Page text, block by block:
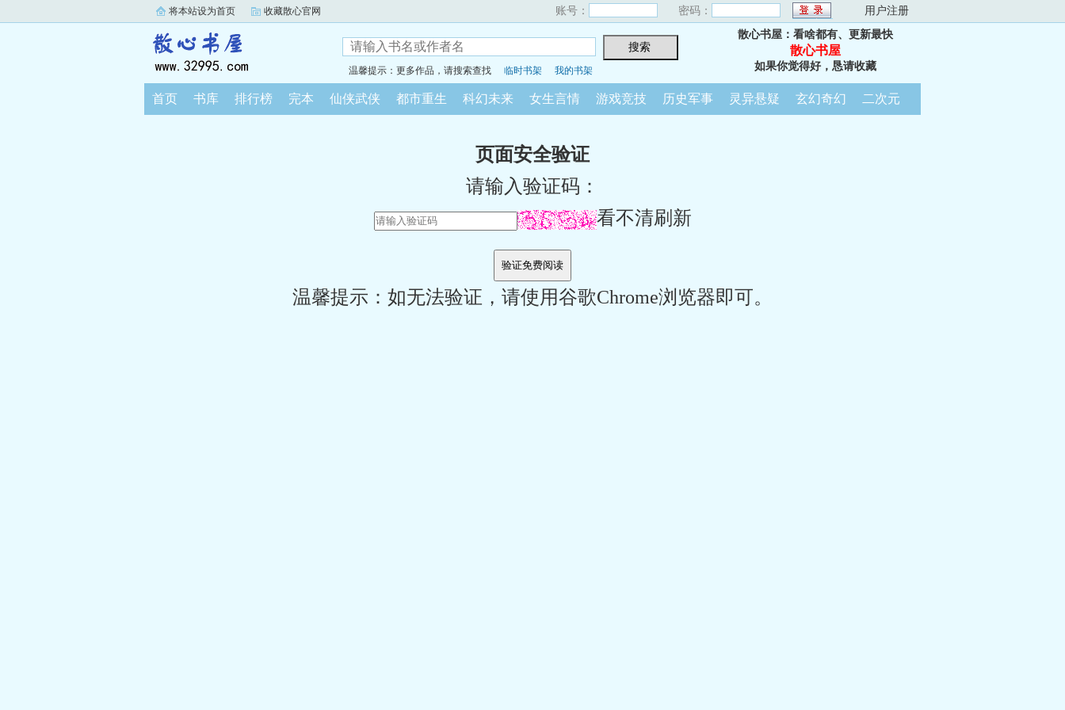
将本站设为首页 收藏散心官网 账号： 密码： 用户注册
温馨提示：更多作品，请搜索查找 临时书架 我的书架
散心书屋：看啥都有、更新最快
散心书屋
如果你觉得好，恳请收藏
首页 书库 排行榜 完本 仙侠武侠 都市重生 科幻未来 女生言情 游戏竞技 历史军事 灵异悬疑 玄幻奇幻 二次元
页面安全验证
请输入验证码：
看不清刷新
温馨提示：如无法验证，请使用谷歌Chrome浏览器即可。